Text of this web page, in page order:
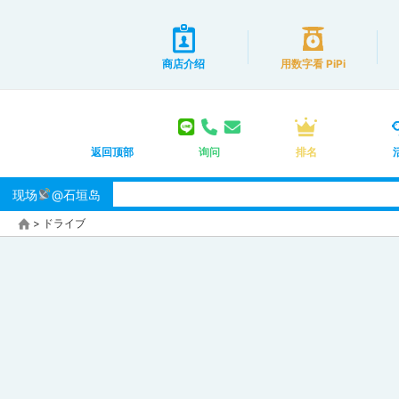
商店介绍 用数字看 PiPi
返回顶部 询问 排名
现场 @石垣岛
> ドライブ